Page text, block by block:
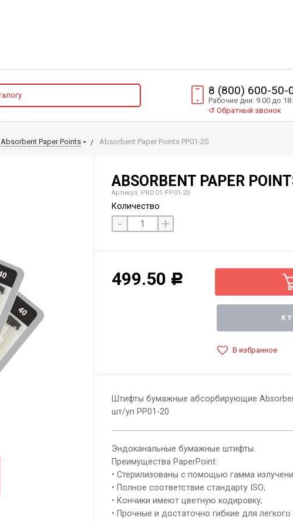
8 (800) 600-50-
Рабочие дни: 9.00 до
↺ Обратный звонок
Absorbent Paper Points Absorbent Paper Points PP01-20
ABSORBENT PAPER
Артикул: PRD.01.РP01-20
Количество
- +
499.50 Р
В избранное
Штифты бумажные абсорбирующие
шт/уп РР01-20
Эндоканальные бумажные штифты.
Преимущества PaperPoint:
• Стерилизованы с помощью гамма
• Полное соответствие стандарту ISO;
• Кончики имеют цветную кодировку;
• Прочные и достаточно гибкие для